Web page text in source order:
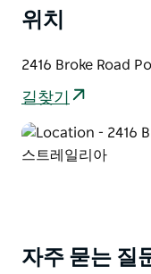
위치
2416 Broke Road
길찾기
자주 묻는 질